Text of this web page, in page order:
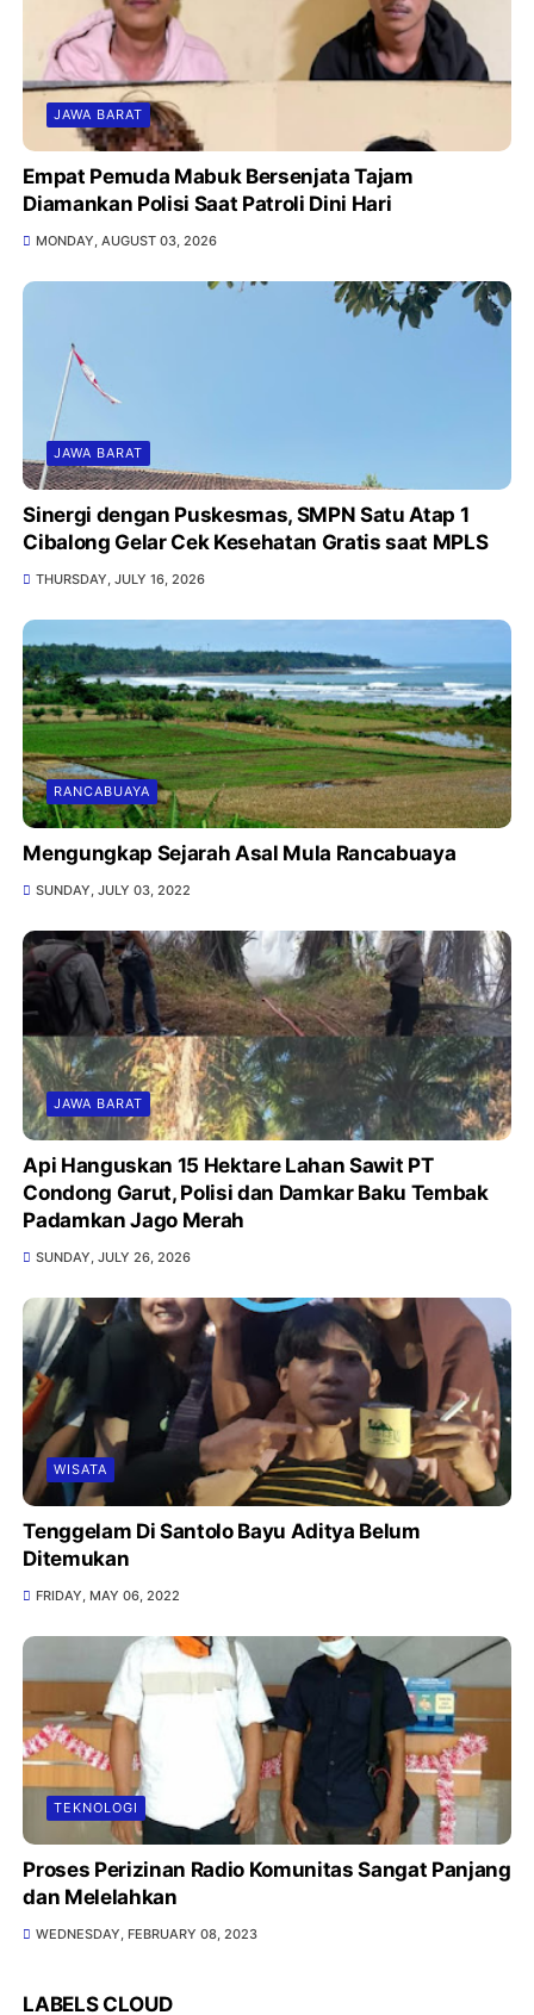
JAWA BARAT
Empat Pemuda Mabuk Bersenjata Tajam
Diamankan Polisi Saat Patroli Dini Hari
MONDAY, AUGUST 03, 2026
JAWA BARAT
Sinergi dengan Puskesmas, SMPN Satu Atap 1
Cibalong Gelar Cek Kesehatan Gratis saat MPLS
THURSDAY, JULY 16, 2026
RANCABUAYA
Mengungkap Sejarah Asal Mula Rancabuaya
SUNDAY, JULY 03, 2022
JAWA BARAT
Api Hanguskan 15 Hektare Lahan Sawit PT
Condong Garut, Polisi dan Damkar Baku Tembak
Padamkan Jago Merah
SUNDAY, JULY 26, 2026
WISATA
Tenggelam Di Santolo Bayu Aditya Belum
Ditemukan
FRIDAY, MAY 06, 2022
TEKNOLOGI
Proses Perizinan Radio Komunitas Sangat Panjang
dan Melelahkan
WEDNESDAY, FEBRUARY 08, 2023
LABELS CLOUD